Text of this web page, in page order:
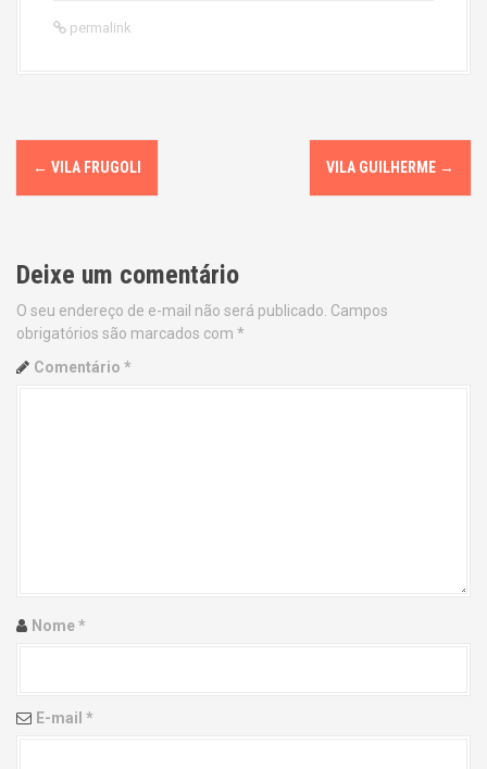
permalink
P
o
t
n
a
i
n
← VILA FRUGOLI VILA GUILHERME →
Deixe um comentário
O seu endereço de e-mail não será publicado. Campos
obrigatórios são marcados com *
Comentário *
Nome*
E-mail *